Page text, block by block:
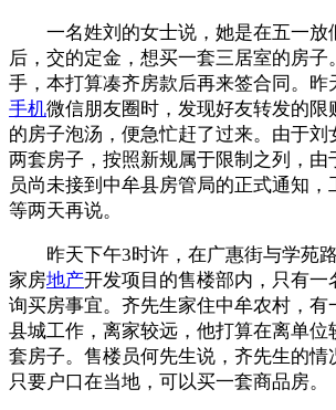
一名姓刘的女士说，她是在五一放
后，交的定金，想买一套三居室的房子
手，本打算凑齐房款后再来签合同。昨
手机微信朋友圈时，发现好友转发的限
的房子泡汤，便急忙赶了过来。由于刘
两套房子，按照新规属于限制之列，由
员尚未接到中牟县房管局的正式通知
等两天再说。
昨天下午3时许，在广惠街与学苑路
家房地产开发项目的售楼部内，只有一
询买房事宜。齐先生家住中牟农村，有
县城工作，离家较远，他打算在离单位
套房子。售楼员何先生说，齐先生的情
只要户口在当地，可以买一套商品房。